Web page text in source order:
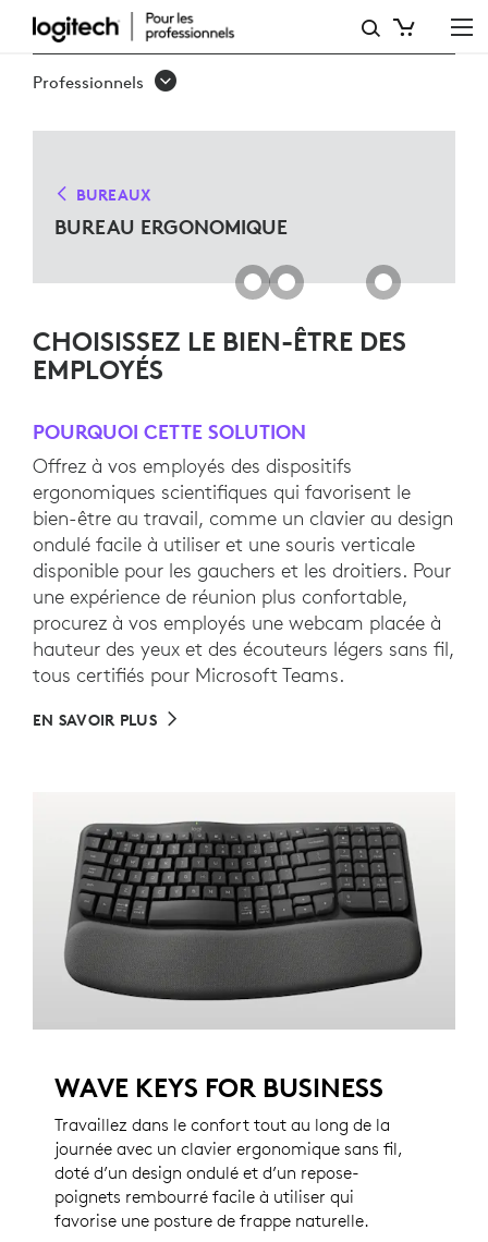
SOLUTIONS
DE
POUR
MICROSOFT
TEAMS
Professionnels
BUREAUX
BUREAU ERGONOMIQUE
CHOISISSEZ LE BIEN-ÊTRE DES
EMPLOYÉS
POURQUOI CETTE SOLUTION
Offrez à vos employés des dispositifs
ergonomiques scientifiques qui favorisent le
bien-être au travail, comme un clavier au design
ondulé facile à utiliser et une souris verticale
disponible pour les gauchers et les droitiers. Pour
une expérience de réunion plus confortable,
procurez à vos employés une webcam placée à
hauteur des yeux et des écouteurs légers sans fil,
tous certifiés pour Microsoft Teams.
EN SAVOIR PLUS
WAVE KEYS FOR BUSINESS
Travaillez dans le confort tout au long de la
journée avec un clavier ergonomique sans fil,
doté d’un design ondulé et d’un repose-
poignets rembourré facile à utiliser qui
favorise une posture de frappe naturelle.